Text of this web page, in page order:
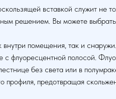
вставкой служит
решением. Вы можете
внутри помещения, так и снаружи.
флуоресцентной полосой.
без света или в
предотвращая